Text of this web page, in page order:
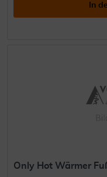
In
Only Hot Wärmer